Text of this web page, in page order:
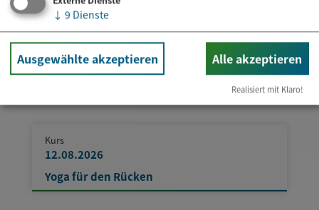
Kurs
12.08.2026
Yoga für den Rücken
↓ 9 Dienste
Ausgewählte akzeptieren Alle akzeptieren
Realisiert mit Klaro!